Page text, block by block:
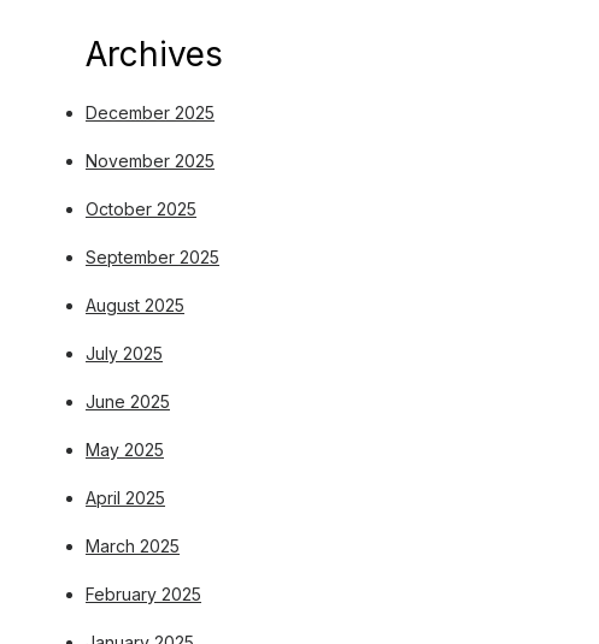
Archives
December 2025
November 2025
October 2025
September 2025
August 2025
July 2025
June 2025
May 2025
April 2025
March 2025
February 2025